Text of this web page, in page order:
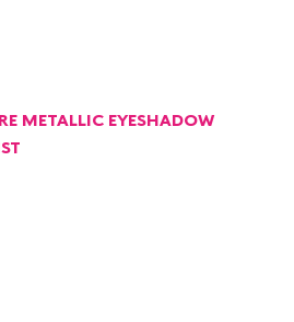
METALLIC EYESHADOW